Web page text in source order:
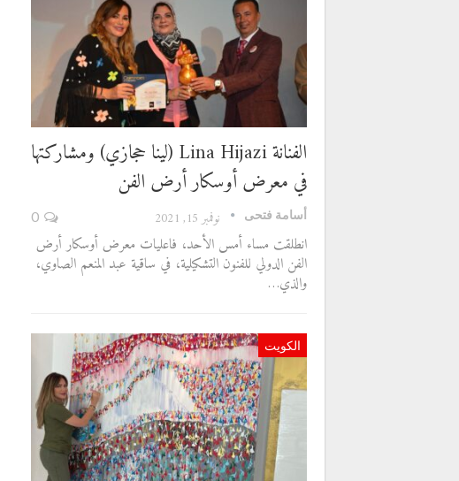
الفنانة Lina Hijazi (لينا حجازي) ومشاركتها
في معرض أوسكار أرض الفن
أسامة فتحى نوفمبر 15, 2021 0
انطلقت مساء أمس الأحد، فاعليات معرض أوسكار أرض
الفن الدولي للفنون التشكيلية، في ساقية عبد المنعم الصاوي،
والذي…
الكويت